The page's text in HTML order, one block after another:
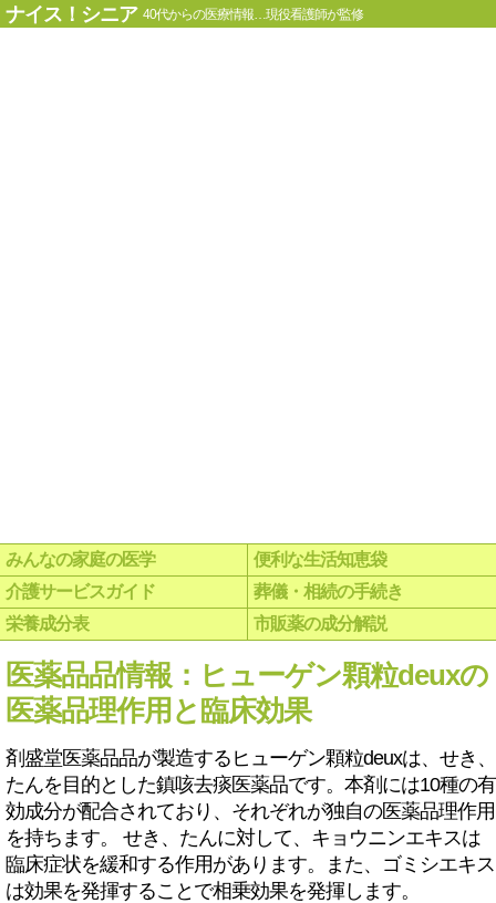
ナイス！シニア 40代からの医療情報…現役看護師が監修
みんなの家庭の医学
便利な生活知恵袋
介護サービスガイド
葬儀・相続の手続き
栄養成分表
市販薬の成分解説
医薬品品情報：ヒューゲン顆粒deuxの
医薬品理作用と臨床効果
剤盛堂医薬品品が製造するヒューゲン顆粒deuxは、せき、
たんを目的とした鎮咳去痰医薬品です。本剤には10種の有
効成分が配合されており、それぞれが独自の医薬品理作用
を持ちます。 せき、たんに対して、キョウニンエキスは
臨床症状を緩和する作用があります。また、ゴミシエキス
は効果を発揮することで相乗効果を発揮します。